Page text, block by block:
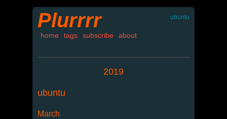
Plurrrr ubuntu
home tags subscribe about
2019
ubuntu
March